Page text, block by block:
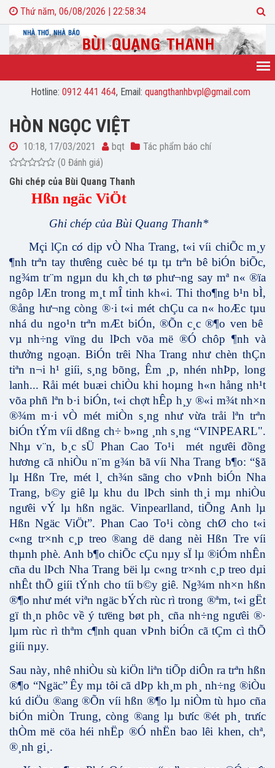
Thứ năm, 06/08/2026 | 22:58:34
Hotline: 0912 441 464, Email: quangthanhbvpl@gmail.com
HÒN NGỌC VIỆT
10:18, 17/03/2021 bqt
Tác phẩm báo chí
(0 Đánh giá)
Ghi chép của Bùi Quang Thanh
Hßn ngäc ViÖt
Ghi chép của Bùi Quang Thanh*
Mçi lÇn có dịp vÒ Nha Trang, t«i víi chiÕc m¸y
¶nh trªn tay thư­êng cuèc bé tµ tµ trªn bê biÓn biÕc,
ng¾m tr¨m ngµn du kh¸ch tø phư­¬ng say mª n« ®ïa
ngôp lÆn trong m¸t mÎ tinh kh«i. Thi tho¶ng b¹n bÌ,
®ång h­ư¬ng còng ®·i t«i mét chÇu ca n« hoÆc tµu
nhá du ngo¹n trªn mÆt biÓn, ®Õn c¸c ®¶o ven bê
vµ nh÷ng vïng du lÞch võa më ®Ó chôp ¶nh và
thưởng ngoạn. BiÓn trêi Nha Trang như­ chèn thÇn
tiªn n¬i h¹ giíi, s¸ng bõng, Êm ¸p, nhén nhÞp, long
lanh... Råi mét buæi chiÒu khi hoµng h«n hång nh¹t
võa phñ lªn b·i biÓn, t«i chợt hÊp h¸y ®«i m¾t nh×n
®¾m m·i vÒ mét miÒn s¸ng như vừa tråi lªn trªn
biÓn tÝm víi dßng ch÷ b»ng ¸nh s¸ng “VINPEARL".
Nhµ v¨n, b¸c sÜ Phan Cao To¹i mét ng­ưêi đồng
hương cã nhiÒu n¨m g¾n bã víi Nha Trang b¶o: “§ã
lµ Hßn Tre, mét l¸ ch¾n sãng cho vÞnh biÓn Nha
Trang, b©y giê lµ khu du lÞch sinh th¸i mµ nhiÒu
ngư­êi vÝ lµ hßn ngäc. Vinpearlland, tiÕng Anh lµ
Hßn Ngäc ViÖt”. Phan Cao To¹i còng chØ cho t«i
c«ng tr×nh c¸p treo ®ang dë dang nèi Hßn Tre víi
thµnh phè. Anh b¶o chiÕc cÇu nµy sÏ lµ ®iÓm nhÊn
cña du lÞch Nha Trang bëi lµ c«ng tr×nh c¸p treo dµi
nhÊt thÕ giíi tÝnh cho tíi b©y giê. Ng¾m nh×n hßn
®¶o như mét viªn ngäc bÝch rùc rì trong ®ªm, t«i gËt
gï th¸n phôc về ý t­ưëng bøt ph¸ cña nh÷ng ngư­êi ®·
lµm rùc rì thªm c¶nh quan vÞnh biÓn cã tÇm cì thÕ
giíi nµy.
Sau này, nhê nhiÒu sù kiÖn liªn tiÕp diÔn ra trªn hßn
®¶o “Ngäc”Êy mµ tôicã dÞp kh m ph nh÷ng®iÒu
kú diÖu ®ang®Õn víi hßn ®¶o lµ niÒm tù hµo cña
biÓn miÒn Trung, còng ®ang lµ bưíc ®ét ph¸ trư­íc
thÒm më cöa héi nhËp ®Ó nhËn bao lêi khen, chª,
®¸nh gi¸.